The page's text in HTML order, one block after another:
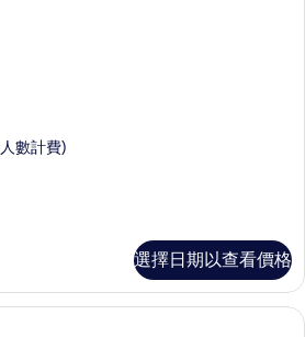
數計費)
選擇日期以查看價格